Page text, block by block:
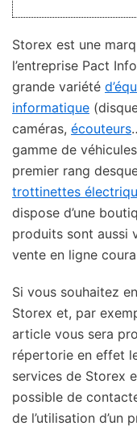
Storex est une
l’entreprise Pact
grande variété
informatique
caméras, écouteurs
gamme de
premier rang
trottinettes
dispose d’une
produits sont aussi
vente en ligne
Si vous souhaitez
Storex et, par
article vous sera
répertorie en effet
services de Storex
possible de
de l’utilisation d’un